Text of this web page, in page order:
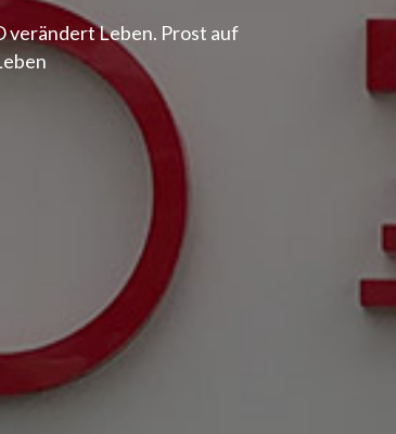
verändert Leben. Prost auf